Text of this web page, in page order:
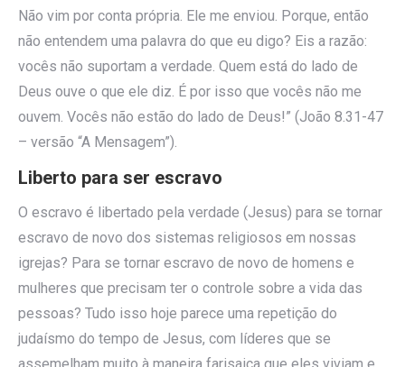
Não vim por conta própria. Ele me enviou. Porque, então
não entendem uma palavra do que eu digo? Eis a razão:
vocês não suportam a verdade. Quem está do lado de
Deus ouve o que ele diz. É por isso que vocês não me
ouvem. Vocês não estão do lado de Deus!” (João 8.31-47
– versão “A Mensagem”).
Liberto para ser escravo
O escravo é libertado pela verdade (Jesus) para se tornar
escravo de novo dos sistemas religiosos em nossas
igrejas? Para se tornar escravo de novo de homens e
mulheres que precisam ter o controle sobre a vida das
pessoas? Tudo isso hoje parece uma repetição do
judaísmo do tempo de Jesus, com líderes que se